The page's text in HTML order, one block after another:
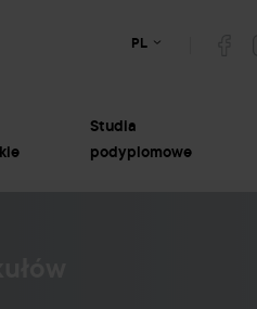
PL
Studia
podyplomowe